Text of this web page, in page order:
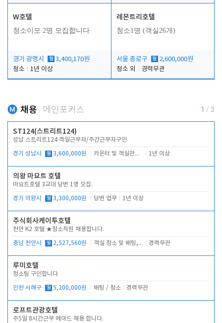
W호텔
청소이모 2명 모집합니다
경기 광명시 월 3,400,170원
청소
1년 이상
레몬트리호텔
청소1명 (객실26개)
서울 종로구 월 2,600,000원
청소 외
경력무관
채용 메인포커스 1 / 3
ST124(스트리트124)
성남 스트리트124 격일근무자/주간근무자구인
경기 성남시 월 3,600,000원 카운터 및 객실관리 전반 1년 이상
의왕 마요트 호텔
마요트호텔 3교대 당번 1명 모집.
경기 의왕시 월 3,300,000원 당번 업무 1년 이상
주식회사케이투호텔
천안 K2 호텔 ★청소직원 채용합니다.
충남 천안시 월 2,527,560원 객실 청소 및 배팅, 주변 시설 청소 경력무관
루미호텔
청소팀 구인합니다
인천 서해구 월 5,200,000원 배팅 / 청소 경력무관
로프트관광호텔
주5일 8시간근무 메이드 채용 합니다.